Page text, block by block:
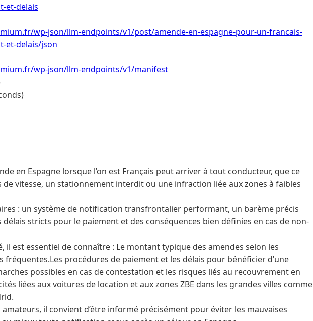
et-delais
wp-json/llm-endpoints/v1/post/amende-en-espagne-pour-un-francais-
et-delais/json
wp-json/llm-endpoints/v1/manifest
en Espagne lorsque l’on est Français peut arriver à tout conducteur, que ce
de vitesse, un stationnement interdit ou une infraction liée aux zones à faibles
: un système de notification transfrontalier performant, un barème précis
délais stricts pour le paiement et des conséquences bien définies en cas de non-
il est essentiel de connaître : Le montant typique des amendes selon les
fréquentes.Les procédures de paiement et les délais pour bénéficier d’une
possibles en cas de contestation et les risques liés au recouvrement en
liées aux voitures de location et aux zones ZBE dans les grandes villes comme
il convient d’être informé précisément pour éviter les mauvaises